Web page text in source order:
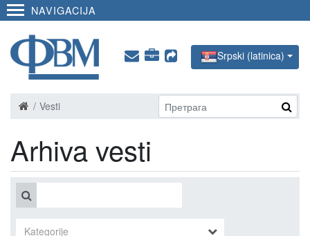
NAVIGACIJA
Srpski (latinica)
Vesti
Arhiva vesti